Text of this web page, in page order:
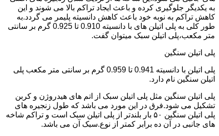
به یکدیگر جلوگیری کرده و باعث ایجاد تراکم بالا می شوند و این
کاهش تراکم به نوبه خود باعث کاهش دانسیته پلیمر می گردد.به
طور کلی به پلی اتیلن های با دانسیته 0.910 تا 0.925 گرم بر سانتی
متر مکعب،پلی اتیلن سبک میتوان گفت.
پلی اتیلن سنگین
پلی اتیلن با دانسیته 0.941 تا 0.959 گرم بر سانتی متر مکعب پلی
اتیلن سنگین نام دارد.
پلی اتیلن سنگین مثل پلی اتیلن سبک از اتم های هیدروژن و کربن
تشکیل می شود.فرق در این مورد می باشد که طول زنجیره های
پلی اتیلن سنگین ۵۰ بار بلندتر از پلی اتیلن سبک است و تراکم شاخه
های جانبی در آن ده برابر کمتر از نوع.سبک آن می باشد.